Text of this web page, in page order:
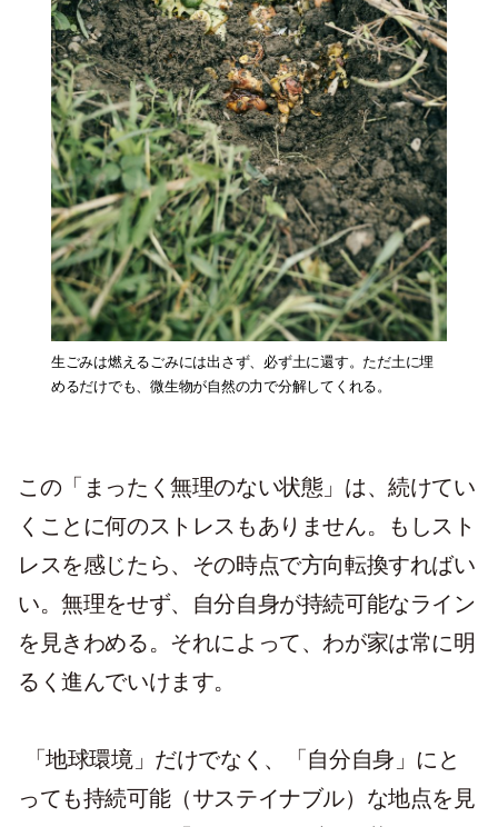
生ごみは燃えるごみには出さず、必ず土に還す。ただ土に埋
めるだけでも、微生物が自然の力で分解してくれる。
この「まったく無理のない状態」は、続けてい
くことに何のストレスもありません。もしスト
レスを感じたら、その時点で方向転換すればい
い。無理をせず、自分自身が持続可能なライン
を見きわめる。それによって、わが家は常に明
るく進んでいけます。
「地球環境」だけでなく、「自分自身」にと
っても持続可能（サステイナブル）な地点を見